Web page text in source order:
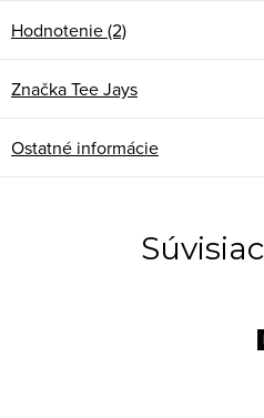
Hodnotenie (2)
ZnačkaTee Jays
Ostatné informácie